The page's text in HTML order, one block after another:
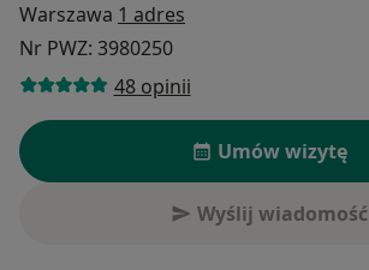
Warszawa 1 adres
Nr PWZ: 3980250
48 opinii
Umów wizytę
Wyślij wiadomość